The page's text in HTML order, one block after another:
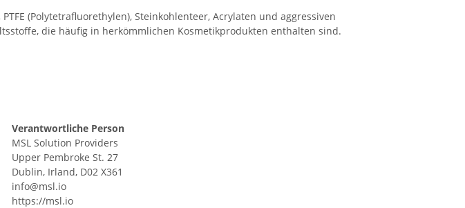
(Polytetrafluorethylen), Steinkohlenteer, Acrylaten und aggressiven
die häufig in herkömmlichen Kosmetikprodukten enthalten sind.
Verantwortliche Person
MSL Solution Providers
Upper Pembroke St. 27
Dublin, Irland, D02 X361
info@msl.io
https://msl.io